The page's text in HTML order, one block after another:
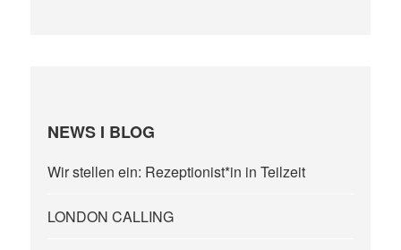
NEWS I BLOG
Wir stellen ein: Rezeptionist*in in Teilzeit
LONDON CALLING